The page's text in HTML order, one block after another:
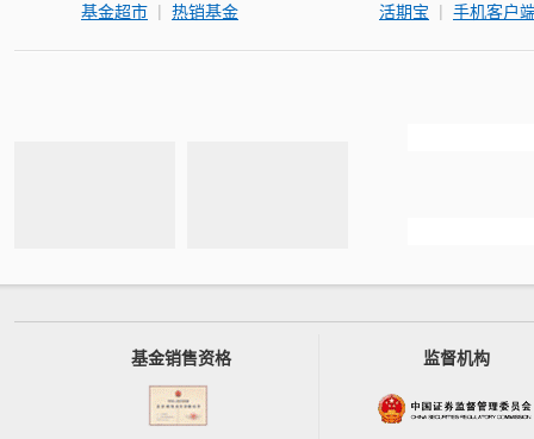
基金超市 | 热销基金 活期宝 | 手机客户
基金销售资格 监督机构